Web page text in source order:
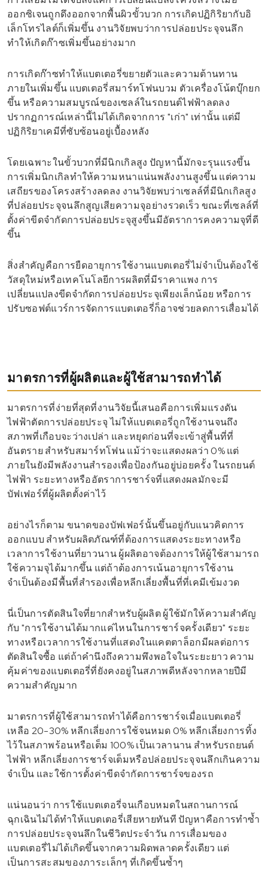
ออกซิเจนถูกดึงออกจากพื้นผิวขั้วบวก การเกิดปฏิกิริยากับอิ
เล็กโทรไลต์ก็เพิ่มขึ้น งานวิจัยพบว่าการปล่อยประจุจนลึก
ทำให้เกิดก๊าซเพิ่มขึ้นอย่างมาก
การเกิดก๊าซทำให้แบตเตอรี่ขยายตัวและความต้านทาน
ภายในเพิ่มขึ้น แบตเตอรี่สมาร์ทโฟนบวม ตัวเครื่องโน้ตบุ๊กยก
ขึ้น หรือความสมบูรณ์ของเซลล์ในรถยนต์ไฟฟ้าลดลง
ปรากฏการณ์เหล่านี้ไม่ได้เกิดจากการ "เก่า" เท่านั้น แต่มี
ปฏิกิริยาเคมีที่ซับซ้อนอยู่เบื้องหลัง
โดยเฉพาะในขั้วบวกที่มีนิกเกิลสูง ปัญหานี้มักจะรุนแรงขึ้น
การเพิ่มนิกเกิลทำให้ความหนาแน่นพลังงานสูงขึ้น แต่ความ
เสถียรของโครงสร้างลดลง งานวิจัยพบว่าเซลล์ที่มีนิกเกิลสูง
ที่ปล่อยประจุจนลึกสูญเสียความจุอย่างรวดเร็ว ขณะที่เซลล์ที่
ตั้งค่าขีดจำกัดการปล่อยประจุสูงขึ้นมีอัตราการคงความจุที่ดี
ขึ้น
สิ่งสำคัญคือการยืดอายุการใช้งานแบตเตอรี่ไม่จำเป็นต้องใช้
วัสดุใหม่หรือเทคโนโลยีการผลิตที่มีราคาแพง การ
เปลี่ยนแปลงขีดจำกัดการปล่อยประจุเพียงเล็กน้อย หรือการ
ปรับซอฟต์แวร์การจัดการแบตเตอรี่ก็อาจช่วยลดการเสื่อมได้
มาตรการที่ผู้ผลิตและผู้ใช้สามารถทำได้
มาตรการที่ง่ายที่สุดที่งานวิจัยนี้เสนอคือการเพิ่มแรงดัน
ไฟฟ้าตัดการปล่อยประจุ ไม่ให้แบตเตอรี่ถูกใช้งานจนถึง
สภาพที่เกือบจะว่างเปล่า และหยุดก่อนที่จะเข้าสู่พื้นที่ที่
อันตราย สำหรับสมาร์ทโฟน แม้ว่าจะแสดงผลว่า 0% แต่
ภายในยังมีพลังงานสำรองเพื่อป้องกันอยู่บ่อยครั้ง ในรถยนต์
ไฟฟ้า ระยะทางหรืออัตราการชาร์จที่แสดงผลมักจะมี
บัฟเฟอร์ที่ผู้ผลิตตั้งค่าไว้
อย่างไรก็ตาม ขนาดของบัฟเฟอร์นั้นขึ้นอยู่กับแนวคิดการ
ออกแบบ สำหรับผลิตภัณฑ์ที่ต้องการแสดงระยะทางหรือ
เวลาการใช้งานที่ยาวนาน ผู้ผลิตอาจต้องการให้ผู้ใช้สามารถ
ใช้ความจุได้มากขึ้น แต่ถ้าต้องการเน้นอายุการใช้งาน
จำเป็นต้องมีพื้นที่สำรองเพื่อหลีกเลี่ยงพื้นที่ที่เคมีเข้มงวด
นี่เป็นการตัดสินใจที่ยากสำหรับผู้ผลิต ผู้ใช้มักให้ความสำคัญ
กับ "การใช้งานได้มากแค่ไหนในการชาร์จครั้งเดียว" ระยะ
ทางหรือเวลาการใช้งานที่แสดงในแคตตาล็อกมีผลต่อการ
ตัดสินใจซื้อ แต่ถ้าคำนึงถึงความพึงพอใจในระยะยาว ความ
คุ้มค่าของแบตเตอรี่ที่ยังคงอยู่ในสภาพดีหลังจากหลายปีมี
ความสำคัญมาก
มาตรการที่ผู้ใช้สามารถทำได้คือการชาร์จเมื่อแบตเตอรี่
เหลือ 20-30% หลีกเลี่ยงการใช้จนหมด 0% หลีกเลี่ยงการทิ้ง
ไว้ในสภาพร้อนหรือเต็ม 100% เป็นเวลานาน สำหรับรถยนต์
ไฟฟ้า หลีกเลี่ยงการชาร์จเต็มหรือปล่อยประจุจนลึกเกินความ
จำเป็น และใช้การตั้งค่าขีดจำกัดการชาร์จของรถ
แน่นอนว่า การใช้แบตเตอรี่จนเกือบหมดในสถานการณ์
ฉุกเฉินไม่ได้ทำให้แบตเตอรี่เสียหายทันที ปัญหาคือการทำซ้ำ
การปล่อยประจุจนลึกในชีวิตประจำวัน การเสื่อมของ
แบตเตอรี่ไม่ได้เกิดขึ้นจากความผิดพลาดครั้งเดียว แต่
เป็นการสะสมของภาระเล็กๆ ที่เกิดขึ้นซ้ำๆ